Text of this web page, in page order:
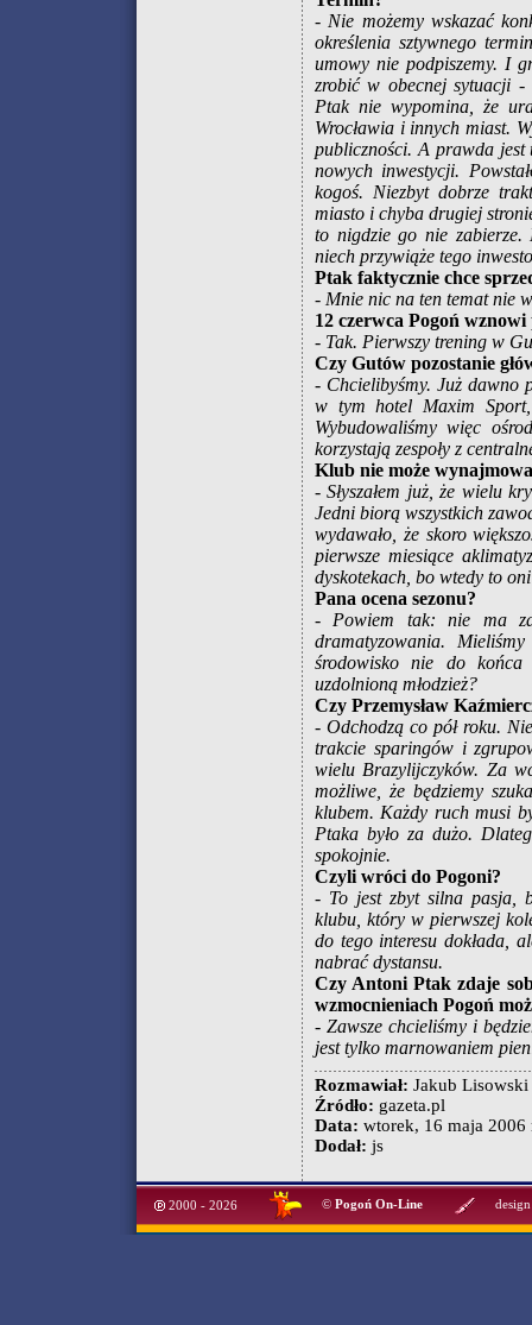
- Nie możemy wskazać
określenia sztywnego
umowy nie podpiszemy. I
zrobić w obecnej sytuacji -
Ptak nie wypomina, że
Wrocławia i innych miast.
publiczności. A prawda jest
nowych inwestycji.
kogoś. Niezbyt dobrze
miasto i chyba drugiej
to nigdzie go nie zabierze.
niech przywiąże tego
Ptak faktycznie chce
- Mnie nic na ten temat nie
12 czerwca Pogoń
- Tak. Pierwszy trening w
Czy Gutów pozostanie
- Chcielibyśmy. Już dawno
w tym hotel Maxim
Wybudowaliśmy więc
korzystają zespoły z
Klub nie może
- Słyszałem już, że wielu
Jedni biorą wszystkich
wydawało, że skoro
pierwsze miesiące
dyskotekach, bo wtedy to
Pana ocena sezonu?
- Powiem tak: nie ma
dramatyzowania.
środowisko nie do końca
uzdolnioną młodzież?
Czy Przemysław
- Odchodzą co pół roku.
trakcie sparingów i
wielu Brazylijczyków. Za
możliwe, że będziemy
klubem. Każdy ruch musi
Ptaka było za dużo.
spokojnie.
Czyli wróci do Pogoni?
- To jest zbyt silna pasja,
klubu, który w pierwszej
do tego interesu dokłada,
nabrać dystansu.
Czy Antoni Ptak zdaje
wzmocnieniach Pogoń
- Zawsze chcieliśmy i
jest tylko marnowaniem
Rozmawiał: Jakub Lisowski
Źródło: gazeta.pl
Data: wtorek, 16 maja 2006
Dodał: js
2000 - 2026 © Pogoń On-Line